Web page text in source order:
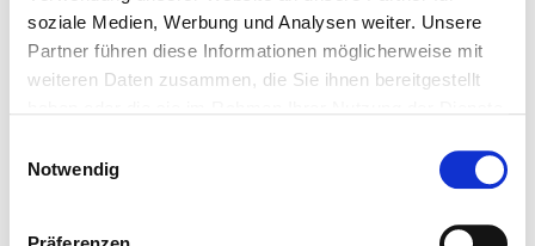
soziale Medien, Werbung und Analysen weiter. Unsere
Partner führen diese Informationen möglicherweise mit
weiteren Daten zusammen, die Sie ihnen bereitgestellt
Notwendig
PIZZASPECIAL: VIER PIZZA-
TIPPS VON STERNEKOCH
0351 25930011 DAS KAMDI24 PIZZASPECIAL: VIER
PIZZA-TIPPS VON STERNEKOCH STEPHAN MIESSNER